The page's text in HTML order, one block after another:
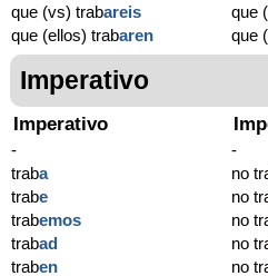
que (vs) trabareis
que (ellos) trabaren
que
que
Imperativo
Imperativo
-
traba
trabe
trabemos
trabad
traben
-
no
no
no
no
no